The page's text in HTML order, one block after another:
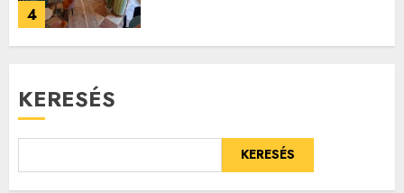
4
KERESÉS
KERESÉS